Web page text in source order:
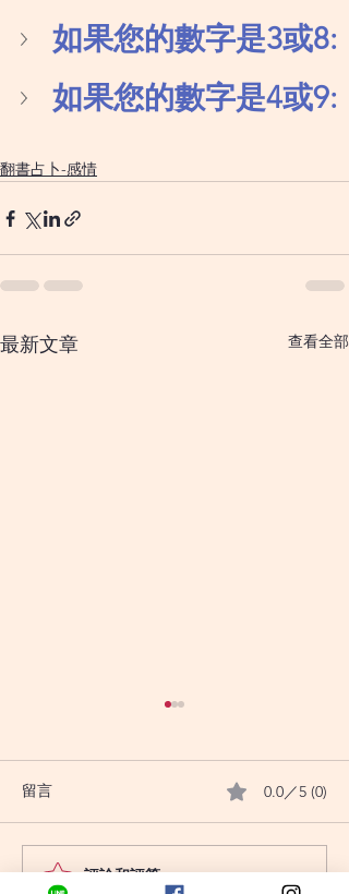
如果您的數字是3或8:
如果您的數字是4或9:
翻書占卜-感情
最新文章 查看全部
〔小龜塔羅〕翻書占卜：
留言 0.0／5 (0)
評論和評等......